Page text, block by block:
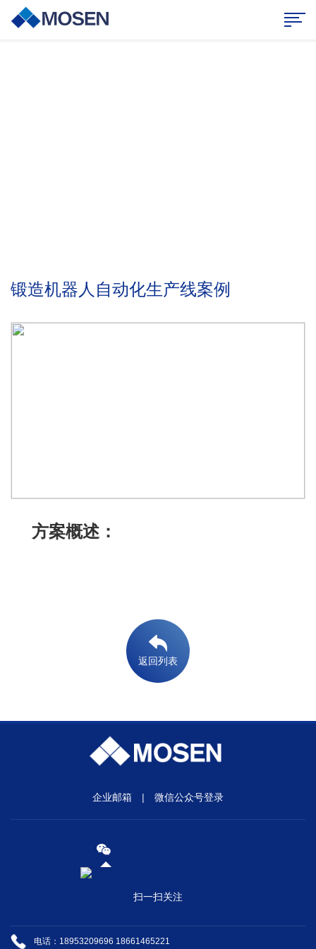
锻造机器人自动化生产线案例
方案概述：
返回列表
企业邮箱 | 微信公众号登录
扫一扫关注
电话：18953209696 18661465221